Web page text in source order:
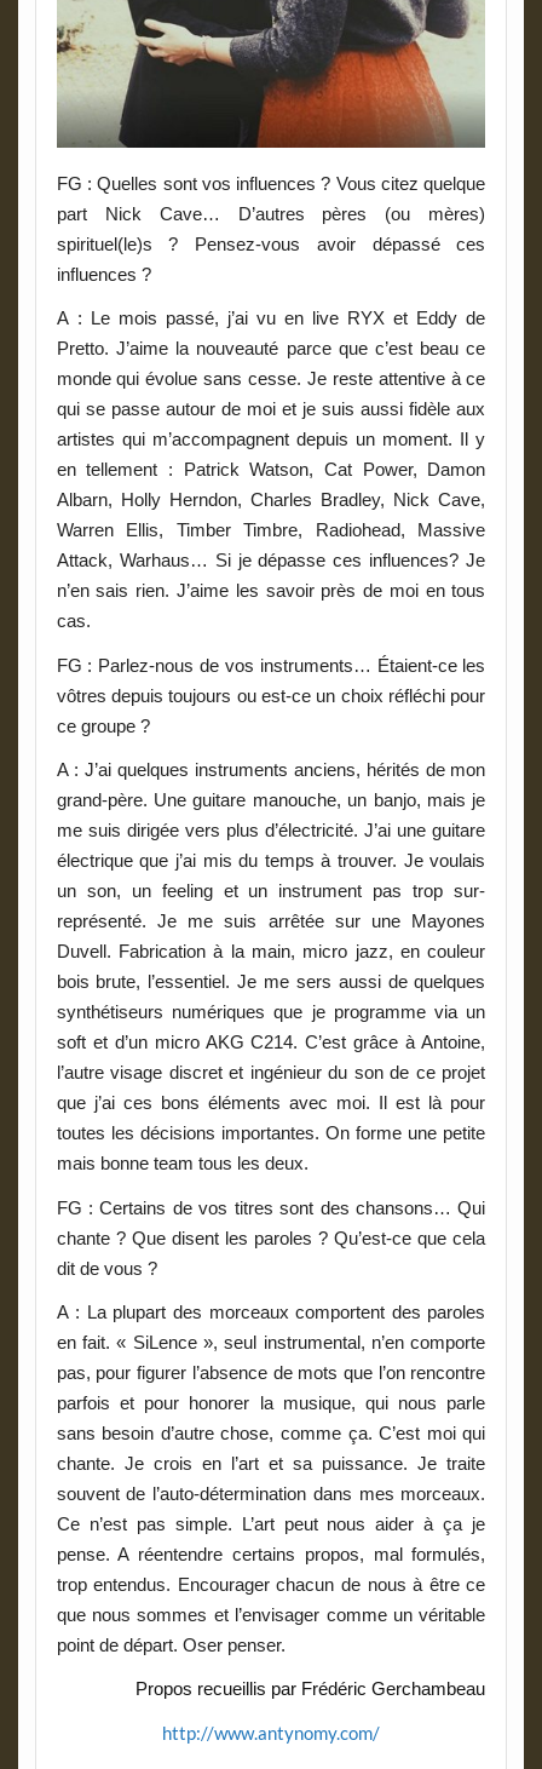
FG : Quelles sont vos influences ? Vous citez quelque
part Nick Cave… D’autres pères (ou mères)
spirituel(le)s ? Pensez-vous avoir dépassé ces
influences ?
A: Le mois passé, j’ai vu en live RYX et Eddy de
Pretto. J’aime la nouveauté parce que c’est beau ce
monde qui évolue sans cesse. Je reste attentive à ce
qui se passe autour de moi et je suis aussi fidèle aux
artistes qui m’accompagnent depuis un moment.
Il y
en tellement : Patrick Watson, Cat Power, Damon
Albarn, Holly Herndon, Charles Bradley, Nick Cave,
Warren Ellis, Timber Timbre, Radiohead, Massive
Attack, Warhaus… Si je dépasse ces influences? Je
n’en sais rien. J’aime les savoir près de moi en tous
cas.
FG : Parlez-nous de vos instruments… Étaient-ce les
vôtres depuis toujours ou est-ce un choix réfléchi pour
ce groupe ?
A: J’ai quelques instruments anciens, hérités de mon
grand-père. Une guitare manouche, un banjo, mais je
me suis dirigée vers plus d’électricité. J’ai une guitare
électrique que j’ai mis du temps à trouver. Je voulais
un son, un feeling et un instrument pas trop sur-
représenté. Je me suis arrêtée sur une Mayones
Duvell. Fabrication à la main, micro jazz, en couleur
bois brute, l’essentiel. Je me sers aussi de quelques
synthétiseurs numériques que je programme via un
soft et d’un micro AKG C214. C’est grâce à Antoine,
l’autre visage discret et ingénieur du son de ce projet
que j’ai ces bons éléments avec moi. Il est là pour
toutes les décisions importantes. On forme une petite
mais bonne team tous les deux.
FG : Certains de vos titres sont des chansons… Qui
chante ? Que disent les paroles ? Qu’est-ce que cela
dit de vous ?
A: La plupart des morceaux comportent des paroles
en fait. « SiLence », seul instrumental, n’en comporte
pas, pour figurer l’absence de mots que l’on rencontre
parfois et pour honorer la musique, qui nous parle
sans besoin d’autre chose, comme ça. C’est moi qui
chante. Je crois en l’art et sa puissance. Je traite
souvent de l’auto-détermination dans mes morceaux.
Ce n’est pas simple. L’art peut nous aider à ça je
pense. A réentendre certains propos, mal formulés,
trop entendus. Encourager chacun de nous à être ce
que nous sommes et l’envisager comme un véritable
point de départ. Oser penser.
Propos recueillis par Frédéric Gerchambeau
http://www.antynomy.com/